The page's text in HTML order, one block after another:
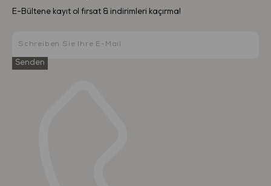
E-Bültene kayıt ol fırsat & indirimleri kaçırma!
Senden